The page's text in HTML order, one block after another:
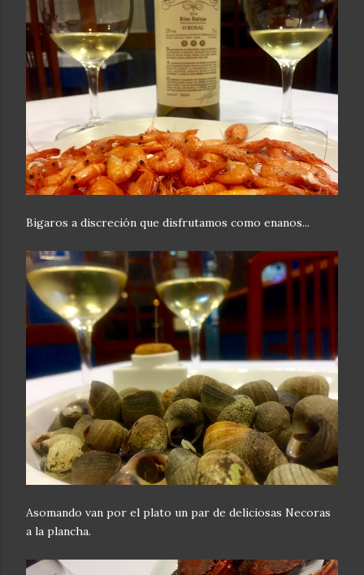
Bigaros a discreción que disfrutamos como enanos...
Asomando van por el plato un par de deliciosas Necoras
a la plancha.